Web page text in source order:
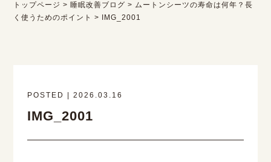
トップページ > 睡眠改善ブログ >ムートンシーツの寿命は何年？長
く使うためのポイント > IMG_2001
POSTED | 2026.03.16
IMG_2001